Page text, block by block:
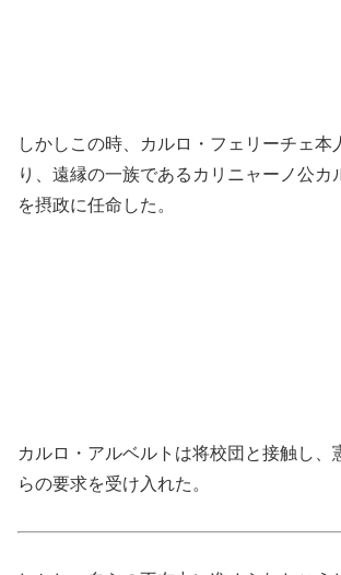
しかしこの時、カルロ・フェリーチェ本
り、遠縁の一族であるカリニャーノ公カ
を摂政に任命した。
カルロ・アルベルトは将校団と接触し、
らの要求を受け入れた。